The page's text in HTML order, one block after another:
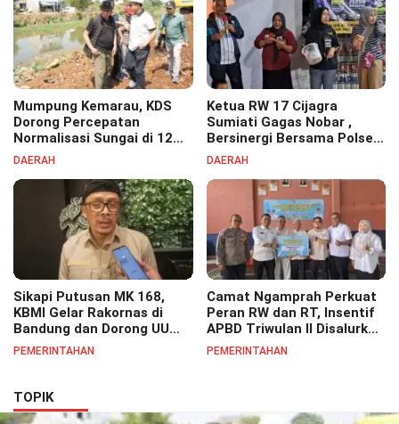
Mumpung Kemarau, KDS
Dorong Percepatan
Normalisasi Sungai di 12
Kecamatan Tekan Resiko
DAERAH
Ketua RW 17 Cijagra
Sumiati Gagas Nobar ,
Bersinergi Bersama Polsek
Bojongsoang Semarakkan
DAERAH
Sikapi Putusan MK 168,
KBMI Gelar Rakornas di
Bandung dan Dorong UU
Perlindungan Pekerja
PEMERINTAHAN
Camat Ngamprah Perkuat
Peran RW dan RT, Insentif
APBD Triwulan II Disalurkan
untuk Tingkatkan
PEMERINTAHAN
TOPIK